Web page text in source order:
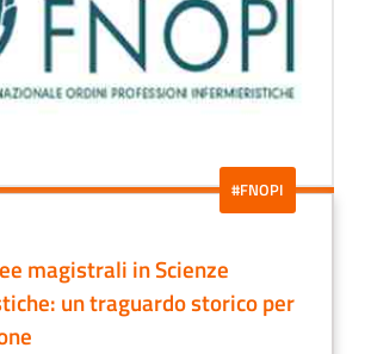
#FNOPI
magistrali in Scienze
un traguardo storico per